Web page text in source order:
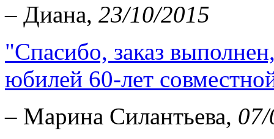
– Диана, 23/10/2015
"Спасибо, заказ
юбилей 60-лет
– Марина Силантьева,